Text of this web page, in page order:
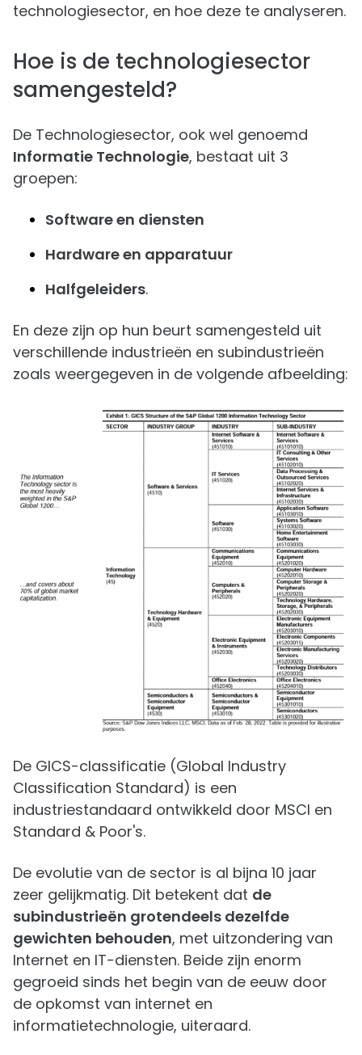
technologiesector, en hoe deze te analyseren.
Hoe is de technologiesector
samengesteld?
De Technologiesector, ook wel genoemd
Informatie Technologie, bestaat uit 3
groepen:
Software en diensten
Hardware en apparatuur
Halfgeleiders.
En deze zijn op hun beurt samengesteld uit
verschillende industrieën en subindustrieën
zoals weergegeven in de volgende afbeelding:
De GICS-classificatie (Global Industry
Classification Standard) is een
industriestandaard ontwikkeld door MSCI en
Standard & Poor's.
De evolutie van de sector is al bijna 10 jaar
zeer gelijkmatig. Dit betekent dat de
subindustrieën grotendeels dezelfde
gewichten behouden, met uitzondering van
Internet en IT-diensten. Beide zijn enorm
gegroeid sinds het begin van de eeuw door
de opkomst van internet en
informatietechnologie, uiteraard.